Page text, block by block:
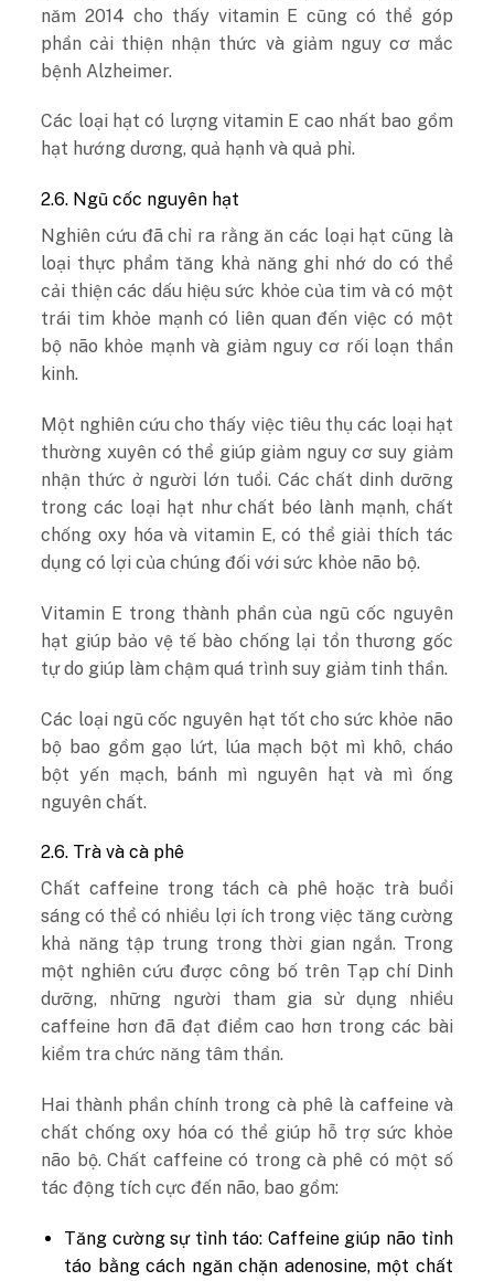
năm 2014 cho thấy vitamin E cũng có thể góp
phần cải thiện nhận thức và giảm nguy cơ mắc
bệnh Alzheimer.
Các loại hạt có lượng vitamin E cao nhất bao gồm
hạt hướng dương, quả hạnh và quả phỉ.
2.6. Ngũ cốc nguyên hạt
Nghiên cứu đã chỉ ra rằng ăn các loại hạt cũng là
loại thực phẩm tăng khả năng ghi nhớ do có thể
cải thiện các dấu hiệu sức khỏe của tim và có một
trái tim khỏe mạnh có liên quan đến việc có một
bộ não khỏe mạnh và giảm nguy cơ rối loạn thần
kinh.
Một nghiên cứu cho thấy việc tiêu thụ các loại hạt
thường xuyên có thể giúp giảm nguy cơ suy giảm
nhận thức ở người lớn tuổi. Các chất dinh dưỡng
trong các loại hạt như chất béo lành mạnh, chất
chống oxy hóa và vitamin E, có thể giải thích tác
dụng có lợi của chúng đối với sức khỏe não bộ.
Vitamin E trong thành phần của ngũ cốc nguyên
hạt giúp bảo vệ tế bào chống lại tổn thương gốc
tự do giúp làm chậm quá trình suy giảm tinh thần.
Các loại ngũ cốc nguyên hạt tốt cho sức khỏe não
bộ bao gồm gạo lứt, lúa mạch bột mì khô, cháo
bột yến mạch, bánh mì nguyên hạt và mì ống
nguyên chất.
2.6. Trà và cà phê
Chất caffeine trong tách cà phê hoặc trà buổi
sáng có thể có nhiều lợi ích trong việc tăng cường
khả năng tập trung trong thời gian ngắn. Trong
một nghiên cứu được công bố trên Tạp chí Dinh
dưỡng, những người tham gia sử dụng nhiều
caffeine hơn đã đạt điểm cao hơn trong các bài
kiểm tra chức năng tâm thần.
Hai thành phần chính trong cà phê là caffeine và
chất chống oxy hóa có thể giúp hỗ trợ sức khỏe
não bộ. Chất caffeine có trong cà phê có một số
tác động tích cực đến não, bao gồm:
Tăng cường sự tỉnh táo: Caffeine giúp não tỉnh
táo bằng cách ngăn chặn adenosine, một chất